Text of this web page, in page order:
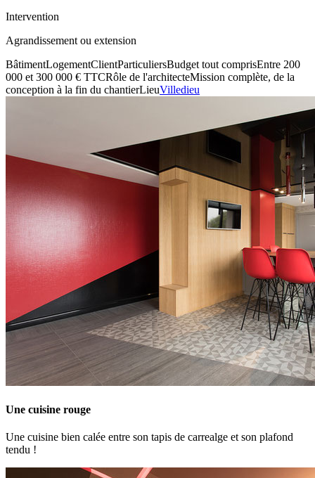
Intervention
Agrandissement ou extension
BâtimentLogementClientParticuliersBudget tout comprisEntre 200
000 et 300 000 € TTCRôle de l'architecteMission complète, de la
conception à la fin du chantierLieuVilledieu
Une cuisine rouge
Une cuisine bien calée entre son tapis de carrealge et son plafond
tendu !